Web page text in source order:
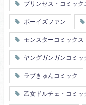
プリンセス・コミック
ボーイズファン
モンスターコミックス
ヤングガンガンコミッ
ラブきゅんコミック
乙女ドルチェ・コミッ